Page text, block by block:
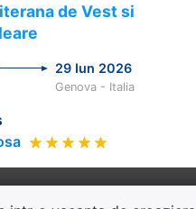
de Vest si
29 Iun 2026
Genova - Italia